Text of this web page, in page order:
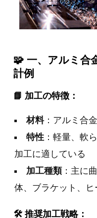
🧩 一、アルミ合
計例
📘 加工の特徴：
材料：アルミ合
特性 ：軽量、軟
加工に適している
加工種類：主に
体、ブラケット、ヒ
🛠 推奨加工戦略：